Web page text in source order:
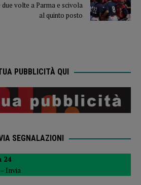
due volte a Parma e scivola
al quinto posto
PUBBLICITÀ QUI
SEGNALAZIONI
24
Invia